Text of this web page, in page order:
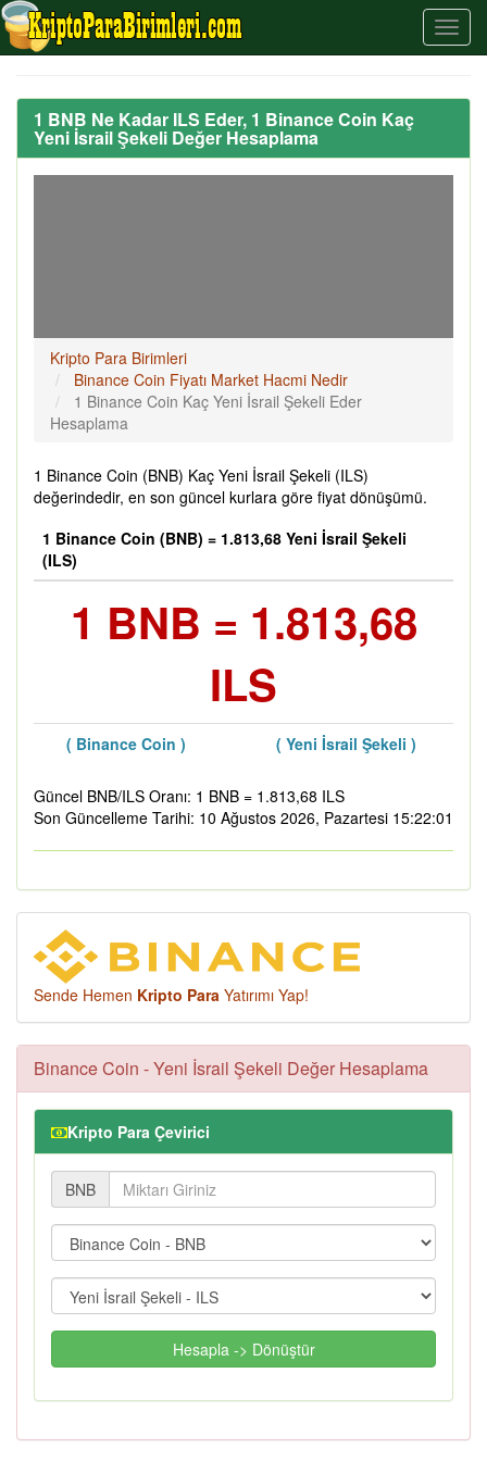
1 BNB Ne Kadar ILS Eder, 1 Binance Coin Kaç
Yeni İsrail Şekeli Değer Hesaplama
Kripto Para Birimleri
Binance Coin Fiyatı Market Hacmi Nedir
1 Binance Coin Kaç Yeni İsrail Şekeli Eder
Hesaplama
1 Binance Coin (BNB) Kaç Yeni İsrail Şekeli (ILS)
değerindedir, en son güncel kurlara göre fiyat dönüşümü.
1 Binance Coin (BNB) = 1.813,68 Yeni İsrail Şekeli
(ILS)
1 BNB = 1.813,68
ILS
( Binance Coin ) ( Yeni İsrail Şekeli )
Güncel BNB/ILS Oranı: 1 BNB = 1.813,68 ILS
Son Güncelleme Tarihi: 10 Ağustos 2026, Pazartesi 15:22:01
Sende Hemen Kripto Para Yatırımı Yap!
Binance Coin - Yeni İsrail Şekeli Değer Hesaplama
Kripto Para Çevirici
BNB
Hesapla -> Dönüştür